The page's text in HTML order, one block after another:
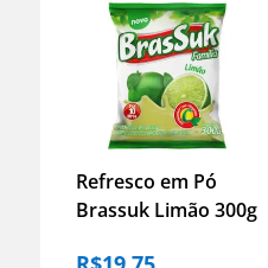
Refresco em Pó
Brassuk Limão 300g